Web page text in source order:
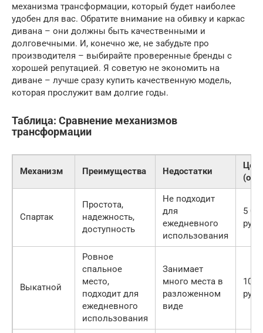
механизма трансформации, который будет наиболее
удобен для вас. Обратите внимание на обивку и каркас
дивана – они должны быть качественными и
долговечными. И, конечно же, не забудьте про
производителя – выбирайте проверенные бренды с
хорошей репутацией. Я советую не экономить на
диване – лучше сразу купить качественную модель,
которая прослужит вам долгие годы.
Таблица: Сравнение механизмов
трансформации
Механизм Преимущества Недостатки
Цена
Спартак
Простота,
надежность,
доступность
Не подходит
для
ежедневного
использования
5
руб.
Выкатной
Ровное
спальное
место,
подходит для
ежедневного
использования
Занимает
много места в
разложенном
виде
10
руб.